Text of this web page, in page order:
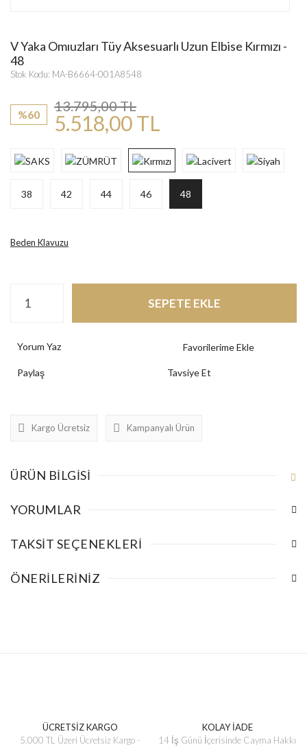
V Yaka Omıuzları Tüy Aksesuarlı Uzun Elbise Kırmızı -
48
Stok Kodu: MA-B6664-001A8548
%60
13.795,00 TL
5.518,00 TL
38 42 44 46 48
Beden Klavuzu
SEPETE EKLE
Yorum Yaz
Paylaş Tavsiye Et
Kargo Ücretsiz Kampanyalı Ürün
ÜRÜN BILGISI
YORUMLAR
TAKSIT SEÇENEKLERI
ÖNERILERINIZ
ÜCRETSİZ KARGO
5.000 TL Üzeri Ücretsiz Kargo -
KOLAY İADE
14 İş Günü İçerisinde Cayma Hakkı